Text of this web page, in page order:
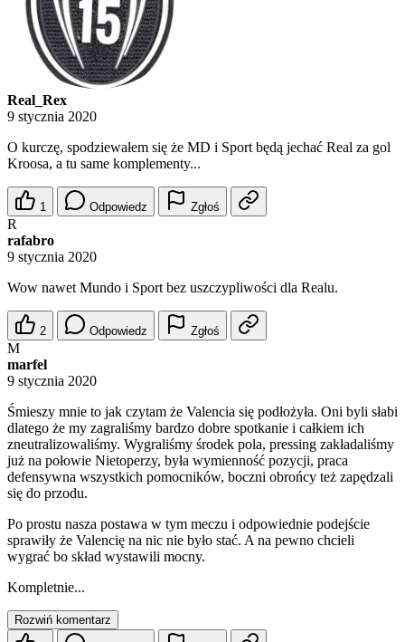
Real_Rex
9 stycznia 2020
O kurczę, spodziewałem się że MD i Sport będą jechać Real za gol
Kroosa, a tu same komplementy...
1 Odpowiedz Zgłoś
R
rafabro
9 stycznia 2020
Wow nawet Mundo i Sport bez uszczypliwości dla Realu.
2 Odpowiedz Zgłoś
M
marfel
9 stycznia 2020
Śmieszy mnie to jak czytam że Valencia się podłożyła. Oni byli słabi
dlatego że my zagraliśmy bardzo dobre spotkanie i całkiem ich
zneutralizowaliśmy. Wygraliśmy środek pola, pressing zakładaliśmy
już na połowie Nietoperzy, była wymienność pozycji, praca
defensywna wszystkich pomocników, boczni obrońcy też zapędzali
się do przodu.
Po prostu nasza postawa w tym meczu i odpowiednie podejście
sprawiły że Valencię na nic nie było stać. A na pewno chcieli
wygrać bo skład wystawili mocny.
Kompletnie...
Rozwiń komentarz